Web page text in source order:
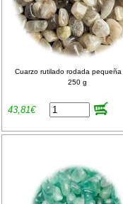
Cuarzo rutilado rodada pequeña
250 g
43,81€